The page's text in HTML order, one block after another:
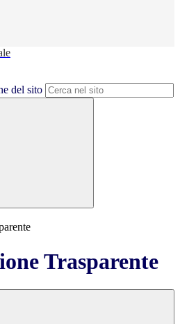
del sito
Trasparente